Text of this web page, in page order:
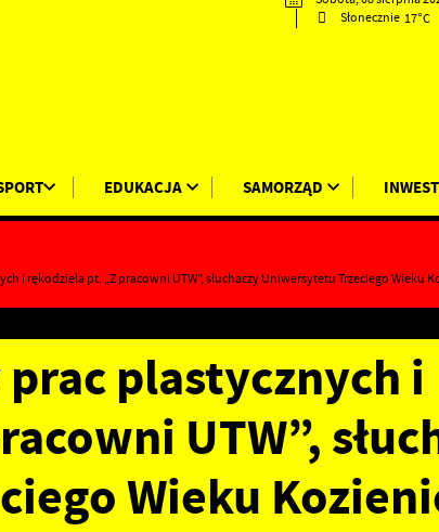
Słonecznie 17°C
EDUKACJA SAMORZĄD
i rękodzieła pt. „Z pracowni UTW”, słuchaczy Uniwersytetu Trzeciego Wieku
plastycznych i
UTW”,
Wieku